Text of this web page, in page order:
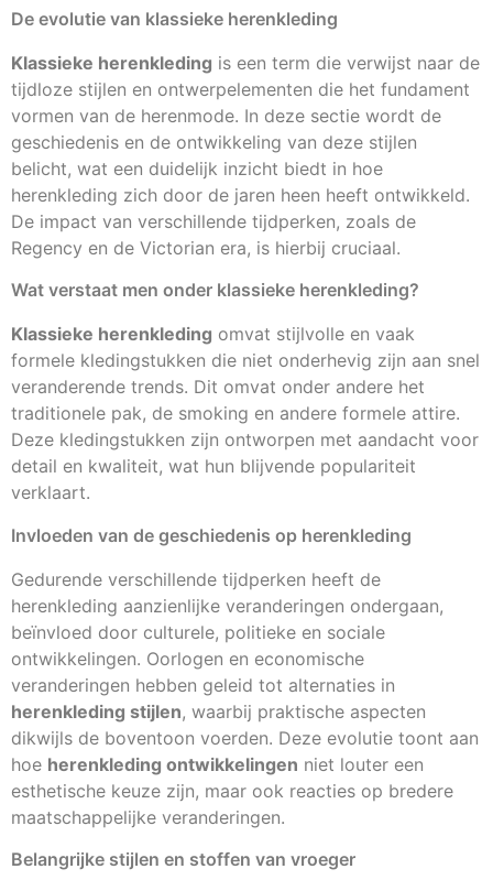
De evolutie van klassieke herenkleding
Klassieke herenkleding is een term die verwijst naar de
tijdloze stijlen en ontwerpelementen die het fundament
vormen van de herenmode. In deze sectie wordt de
geschiedenis en de ontwikkeling van deze stijlen
belicht, wat een duidelijk inzicht biedt in hoe
herenkleding zich door de jaren heen heeft ontwikkeld.
De impact van verschillende tijdperken, zoals de
Regency en de Victorian era, is hierbij cruciaal.
Wat verstaat men onder klassieke herenkleding?
Klassieke herenkleding omvat stijlvolle en vaak
formele kledingstukken die niet onderhevig zijn aan snel
veranderende trends. Dit omvat onder andere het
traditionele pak, de smoking en andere formele attire.
Deze kledingstukken zijn ontworpen met aandacht voor
detail en kwaliteit, wat hun blijvende populariteit
verklaart.
Invloeden van de geschiedenis op herenkleding
Gedurende verschillende tijdperken heeft de
herenkleding aanzienlijke veranderingen ondergaan,
beïnvloed door culturele, politieke en sociale
ontwikkelingen. Oorlogen en economische
veranderingen hebben geleid tot alternaties in
herenkleding stijlen, waarbij praktische aspecten
dikwijls de boventoon voerden. Deze evolutie toont aan
hoe herenkleding ontwikkelingen niet louter een
esthetische keuze zijn, maar ook reacties op bredere
maatschappelijke veranderingen.
Belangrijke stijlen en stoffen van vroeger